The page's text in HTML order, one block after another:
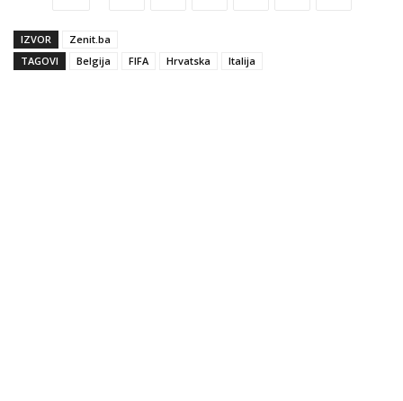
IZVOR
Zenit.ba
TAGOVI
Belgija FIFA Hrvatska Italija